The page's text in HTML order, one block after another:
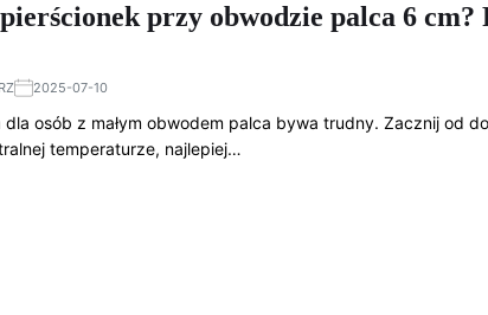
przy obwodzie palca 6
2025-07-10
osób z małym obwodem palca bywa trudny. Zacznij od
temperaturze, najlepiej…